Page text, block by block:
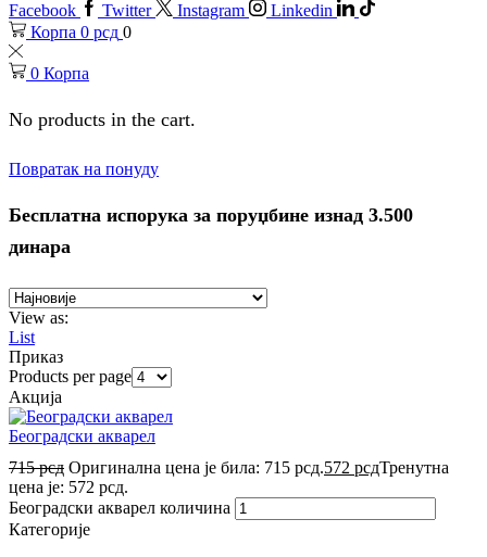
Facebook Twitter Instagram
Linkedin
Корпа 0 рсд 0
0 Корпа
No products in the cart.
Повратак на понуду
Бесплатна испорука за поруџбине изнад 3.500
динара
View as:
List
Приказ
Products per page
Акција
Београдски акварел
715рсд Оригинална цена је била: 715 рсд.572 рсдТренутна
цена је: 572 рсд.
Београдски акварел количина
Категорије